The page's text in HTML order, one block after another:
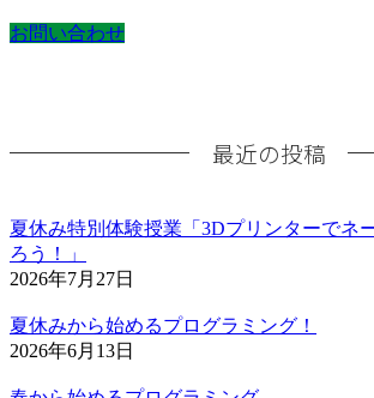
お問い合わせ
最近の投稿
夏休み特別体験授業「3Dプリンターでネ
ろう！」
2026年7月27日
夏休みから始めるプログラミング！
2026年6月13日